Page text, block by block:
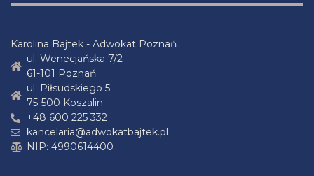
Karolina Bajtek - Adwokat Poznań
ul. Wenecjańska 7/2
61-101 Poznań
ul. Piłsudskiego 5
75-500 Koszalin
+48 600 225 332
kancelaria@adwokatbajtek.pl
NIP: 4990614400